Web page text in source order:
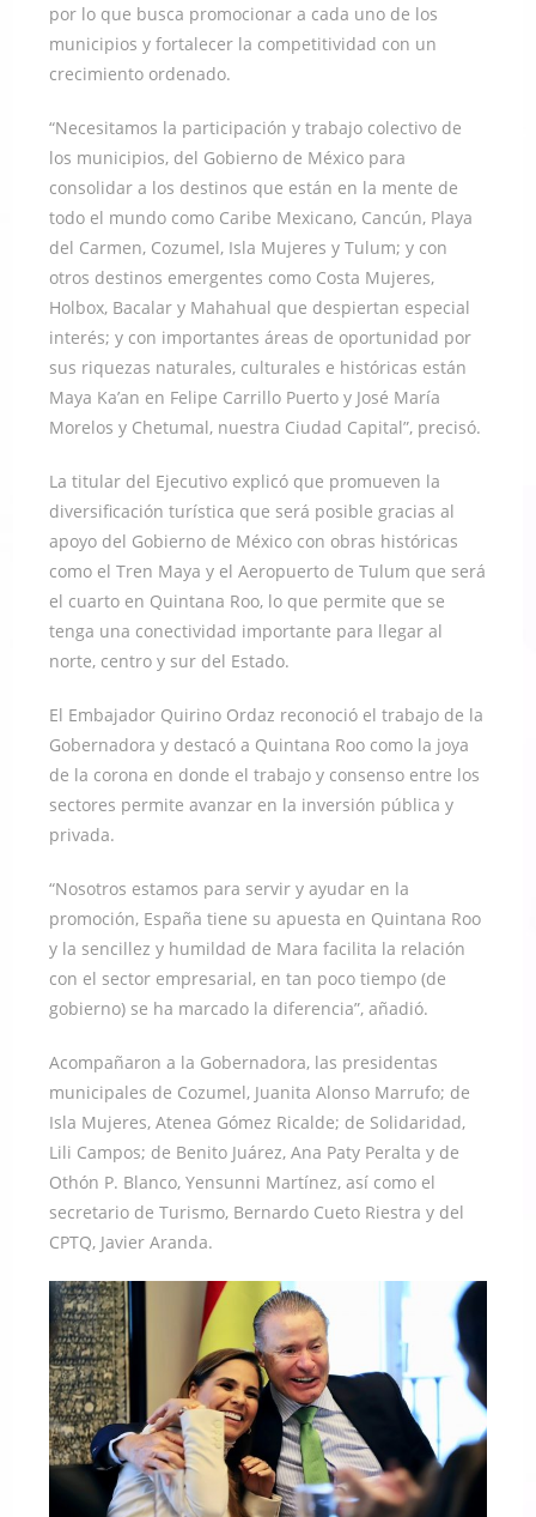
por lo que busca promocionar a cada uno de los
municipios y fortalecer la competitividad con un
crecimiento ordenado.
“Necesitamos la participación y trabajo colectivo de
los municipios, del Gobierno de México para
consolidar a los destinos que están en la mente de
todo el mundo como Caribe Mexicano, Cancún, Playa
del Carmen, Cozumel, Isla Mujeres y Tulum; y con
otros destinos emergentes como Costa Mujeres,
Holbox, Bacalar y Mahahual que despiertan especial
interés; y con importantes áreas de oportunidad por
sus riquezas naturales, culturales e históricas están
Maya Ka’an en Felipe Carrillo Puerto y José María
Morelos y Chetumal, nuestra Ciudad Capital”, precisó.
La titular del Ejecutivo explicó que promueven la
diversificación turística que será posible gracias al
apoyo del Gobierno de México con obras históricas
como el Tren Maya y el Aeropuerto de Tulum que será
el cuarto en Quintana Roo, lo que permite que se
tenga una conectividad importante para llegar al
norte, centro y sur del Estado.
El Embajador Quirino Ordaz reconoció el trabajo de la
Gobernadora y destacó a Quintana Roo como la joya
de la corona en donde el trabajo y consenso entre los
sectores permite avanzar en la inversión pública y
privada.
“Nosotros estamos para servir y ayudar en la
promoción, España tiene su apuesta en Quintana Roo
y la sencillez y humildad de Mara facilita la relación
con el sector empresarial, en tan poco tiempo (de
gobierno) se ha marcado la diferencia”, añadió.
Acompañaron a la Gobernadora, las presidentas
municipales de Cozumel, Juanita Alonso Marrufo; de
Isla Mujeres, Atenea Gómez Ricalde; de Solidaridad,
Lili Campos; de Benito Juárez, Ana Paty Peralta y de
Othón P. Blanco, Yensunni Martínez, así como el
secretario de Turismo, Bernardo Cueto Riestra y del
CPTQ, Javier Aranda.